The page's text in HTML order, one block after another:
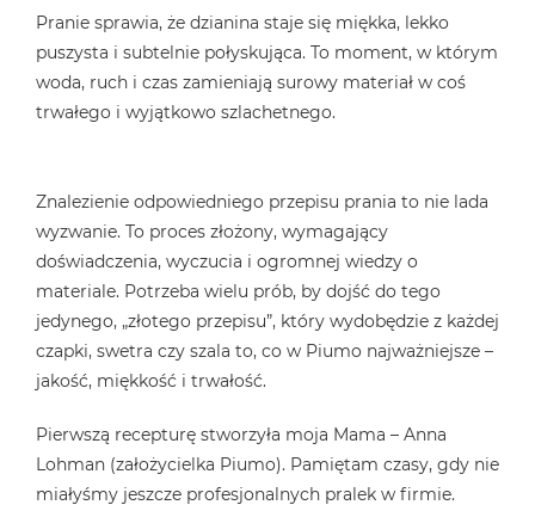
Pranie sprawia, że dzianina staje się miękka, lekko
puszysta i subtelnie połyskująca. To moment, w którym
woda, ruch i czas zamieniają surowy materiał w coś
trwałego i wyjątkowo szlachetnego.
Znalezienie odpowiedniego przepisu prania to nie lada
wyzwanie. To proces złożony, wymagający
doświadczenia, wyczucia i ogromnej wiedzy o
materiale. Potrzeba wielu prób, by dojść do tego
jedynego, „złotego przepisu”, który wydobędzie z każdej
czapki, swetra czy szala to, co w Piumo najważniejsze –
jakość, miękkość i trwałość.
Pierwszą recepturę stworzyła moja Mama – Anna
Lohman (założycielka Piumo). Pamiętam czasy, gdy nie
miałyśmy jeszcze profesjonalnych pralek w firmie.